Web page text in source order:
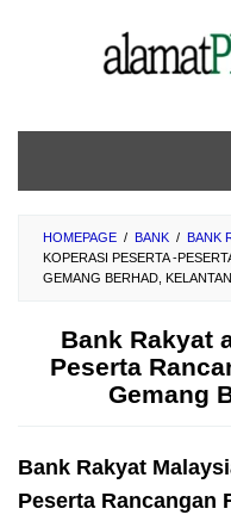
HOMEPAGE / BANK / BANK
KOPERASI PESERTA -
GEMANG BERHAD, KELANTAN
Bank Rakyat
Peserta
Gemang
Bank Rakyat
Peserta Rancangan